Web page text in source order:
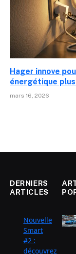
Hager innove
énergétique
mars 16, 2026
DERNIERS
ARTICLES
Nouvelle
Smart
#2 :
découvrez